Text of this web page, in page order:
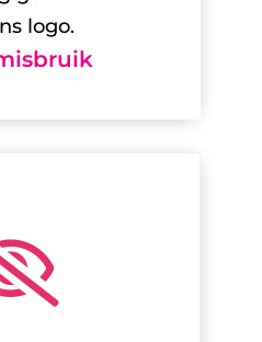
logo.